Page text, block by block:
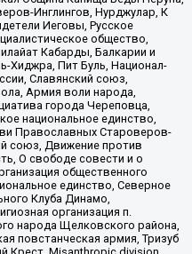
Инглингов, Нурджулар, К
Иеговы, Русское
общество,
Кабарды, Балкарии и
Хиджра, Пит Буль, Национал-
Славянский союз,
Армия воли народа,
города Череповца,
национальное единство,
Православных Староверов-
союз, Движение против
О свободе совести и о
общественного
единство, Северное
Клуба Динамо,
организация п.
народа Щелковского района,
повстанческая армия, Тризуб